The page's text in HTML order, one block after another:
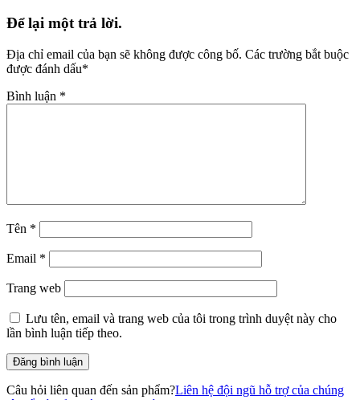
Để lại một trả lời.
Địa chỉ email của bạn sẽ không được công bố. Các trường bắt buộc
được đánh dấu*
Bình luận *
Tên *
Email *
Trang web
Lưu tên, email và trang web của tôi trong trình duyệt này cho
lần bình luận tiếp theo.
Câu hỏi liên quan đến sản phẩm?Liên hệ đội ngũ hỗ trợ của chúng